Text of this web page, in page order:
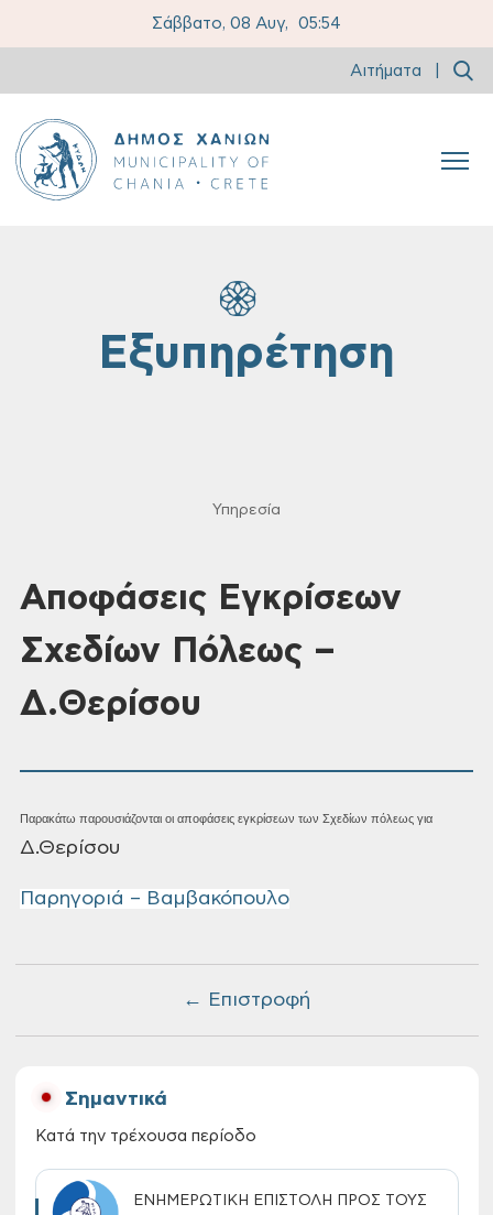
Σάββατο, 08 Αυγ, 05:54
Αιτήματα
Εξυπηρέτηση
← Επιστροφή
Υπηρεσία
Αποφάσεις Εγκρίσεων
Σχεδίων Πόλεως –
Δ.Θερίσου
Παρακάτω παρουσιάζονται οι αποφάσεις εγκρίσεων των Σχεδίων πόλεως για
Δ.Θερίσου
Παρηγοριά – Βαμβακόπουλο
Σημαντικά
Κατά την τρέχουσα περίοδο
ΕΝΗΜΕΡΩΤΙΚΗ ΕΠΙΣΤΟΛΗ ΠΡΟΣ ΤΟΥΣ